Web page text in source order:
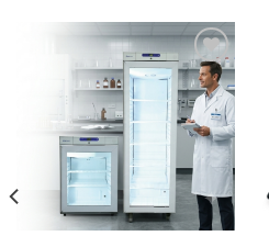
Ajouter
à la liste
d’envies